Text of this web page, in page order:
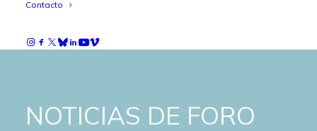
Contacto
NOTICIAS DE FORO